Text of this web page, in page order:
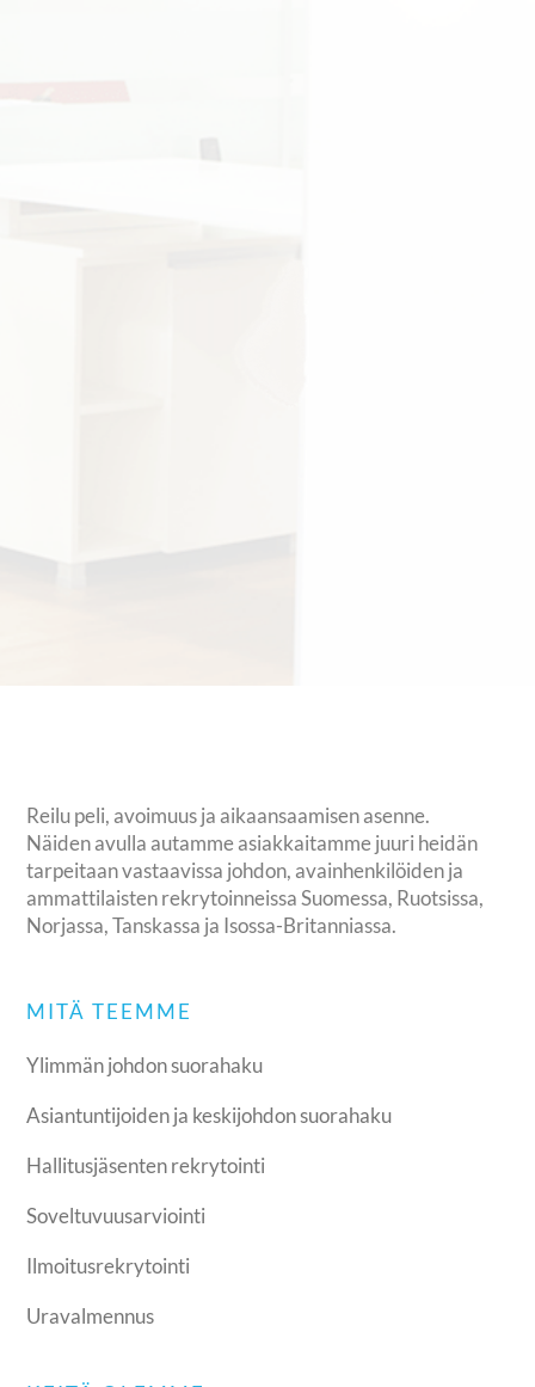
Reilu peli, avoimuus ja aikaansaamisen asenne.
Näiden avulla autamme asiakkaitamme juuri heidän
tarpeitaan vastaavissa johdon, avainhenkilöiden ja
ammattilaisten rekrytoinneissa Suomessa, Ruotsissa,
Norjassa, Tanskassa ja Isossa-Britanniassa.
MITÄ TEEMME
Ylimmän johdon suorahaku
Asiantuntijoiden ja keskijohdon suorahaku
Hallitusjäsenten rekrytointi
Soveltuvuusarviointi
Ilmoitusrekrytointi
Uravalmennus